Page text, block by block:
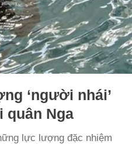
‘người nhái’
quân Nga
lực lượng đặc nhiệm